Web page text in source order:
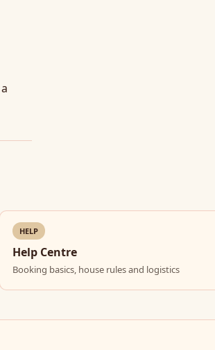
HELP
Help Centre
Booking basics, house rules and logistics